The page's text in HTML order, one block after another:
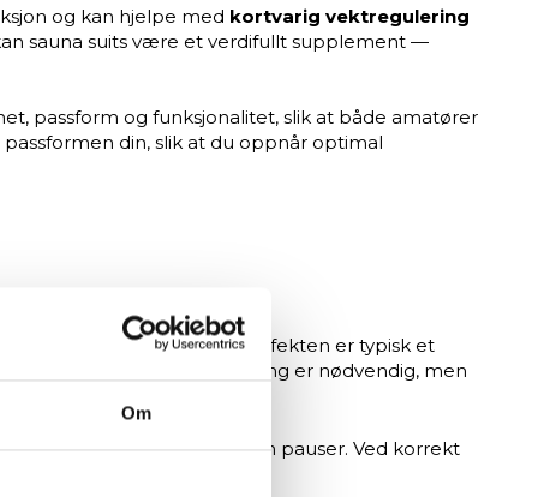
Om
og kan hjelpe med kortvarig vektregulering
sauna suits være et verdifullt supplement —
passform og funksjonalitet, slik at både amatører
din, slik at du oppnår optimal
svetteproduksjonen. Effekten er typisk et
hvor rask vektjustering er nødvendig, men
og unngå lange økter uten pauser. Ved korrekt